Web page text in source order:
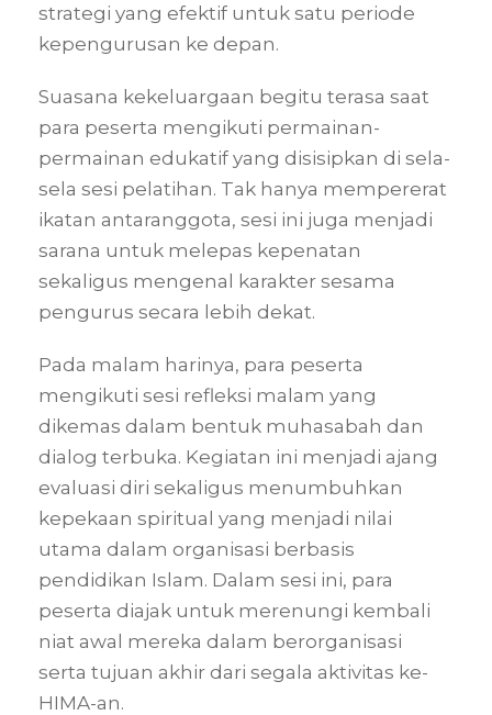
strategi yang efektif untuk satu periode
kepengurusan ke depan.
Suasana kekeluargaan begitu terasa saat
para peserta mengikuti permainan-
permainan edukatif yang disisipkan di sela-
sela sesi pelatihan. Tak hanya mempererat
ikatan antaranggota, sesi ini juga menjadi
sarana untuk melepas kepenatan
sekaligus mengenal karakter sesama
pengurus secara lebih dekat.
Pada malam harinya, para peserta
mengikuti sesi refleksi malam yang
dikemas dalam bentuk muhasabah dan
dialog terbuka. Kegiatan ini menjadi ajang
evaluasi diri sekaligus menumbuhkan
kepekaan spiritual yang menjadi nilai
utama dalam organisasi berbasis
pendidikan Islam. Dalam sesi ini, para
peserta diajak untuk merenungi kembali
niat awal mereka dalam berorganisasi
serta tujuan akhir dari segala aktivitas ke-
HIMA-an.